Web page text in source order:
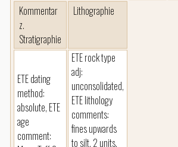
Kommentar
z.
Stratigraphie
Lithographie
ETE dating
method:
absolute, ETE
age
comment:
ETE rock type
adj:
unconsolidated,
ETE lithology
comments:
fines upwards
to silt, 2 units,